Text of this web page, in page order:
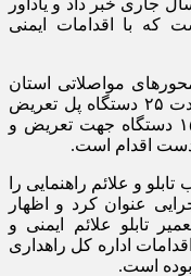
که با اقدامات ایمنی
پل در محورهای مواصلاتی استان
در سال جاری خبر داد و گفت: در این مدت ۲۵ دستگاه پل تعریض
شده، ۵۰ دستگاه پل پاکسازی و تنقیه، ۱۵ دستگاه جهت تعریض و
و علائم راهنمایی را
عنوان کرد و اظهار
نصب و تعمیر تابلو علائم ایمنی و
۶۱ عدد از جمله اقدامات اداره کل راهداری
است.